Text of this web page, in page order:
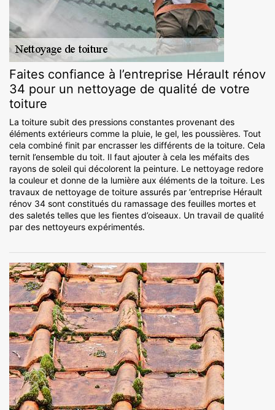
Faites confiance à l’entreprise Hérault rénov
34 pour un nettoyage de qualité de votre
toiture
La toiture subit des pressions constantes provenant des
éléments extérieurs comme la pluie, le gel, les poussières. Tout
cela combiné finit par encrasser les différents de la toiture. Cela
ternit l’ensemble du toit. Il faut ajouter à cela les méfaits des
rayons de soleil qui décolorent la peinture. Le nettoyage redore
la couleur et donne de la lumière aux éléments de la toiture. Les
travaux de nettoyage de toiture assurés par ’entreprise Hérault
rénov 34 sont constitués du ramassage des feuilles mortes et
des saletés telles que les fientes d’oiseaux. Un travail de qualité
par des nettoyeurs expérimentés.